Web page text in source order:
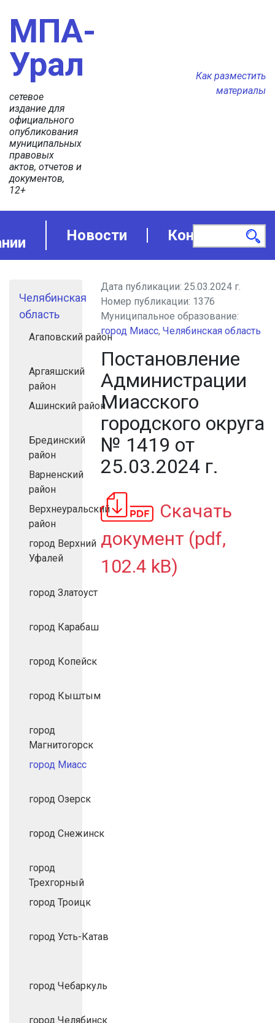
МПА-
Урал
сетевое
издание для
официального
опубликования
муниципальных
правовых
актов, отчетов и
документов,
12+
Как разместить
материалы
Новости Контакты
Челябинская
область
Агаповский район
Аргаяшский
район
Ашинский район
Брединский
район
Варненский
район
Верхнеуральский
район
город Верхний
Уфалей
город Златоуст
город Карабаш
город Копейск
город Кыштым
город
Магнитогорск
город Миасс
город Озерск
город Снежинск
город
Трехгорный
город Троицк
город Усть-Катав
город Чебаркуль
город Челябинск
Дата публикации:25.03.2024 г.
Номер публикации: 1376
Муниципальное образование:
город Миасс,Челябинская область
Постановление
Администрации
Миасского
городского округа
№ 1419 от
25.03.2024 г.
Скачать
документ (pdf,
102.4 kB)